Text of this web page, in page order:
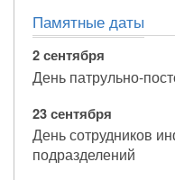
Памятные даты
2 сентября
День патрульно-
23 сентября
День сотрудников
подразделений